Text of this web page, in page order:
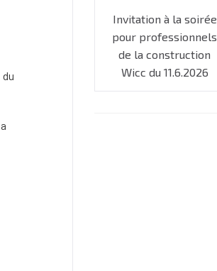
Invitation à la soirée
pour professionnels
de la construction
Wicc du 11.6.2026